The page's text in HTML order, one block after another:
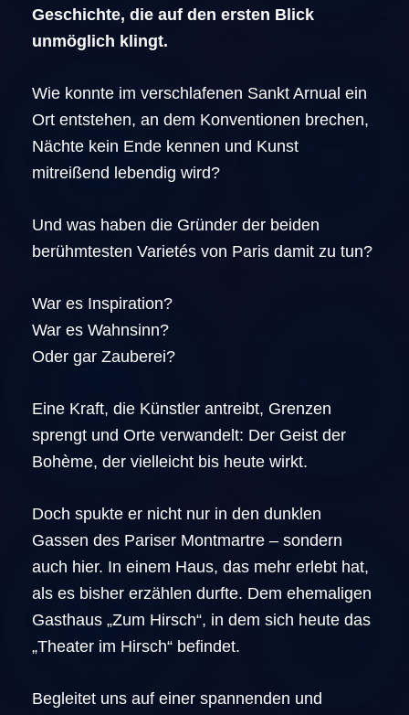
Geschichte, die auf den ersten Blick
unmöglich klingt.
Wie konnte im verschlafenen Sankt Arnual ein
Ort entstehen, an dem Konventionen brechen,
Nächte kein Ende kennen und Kunst
mitreißend lebendig wird?
Und was haben die Gründer der beiden
berühmtesten Varietés von Paris damit zu tun?
War es Inspiration?
War es Wahnsinn?
Oder gar Zauberei?
Eine Kraft, die Künstler antreibt, Grenzen
sprengt und Orte verwandelt: Der Geist der
Bohème, der vielleicht bis heute wirkt.
Doch spukte er nicht nur in den dunklen
Gassen des Pariser Montmartre – sondern
auch hier. In einem Haus, das mehr erlebt hat,
als es bisher erzählen durfte. Dem ehemaligen
Gasthaus „Zum Hirsch“, in dem sich heute das
„Theater im Hirsch“ befindet.
Begleitet uns auf einer spannenden und